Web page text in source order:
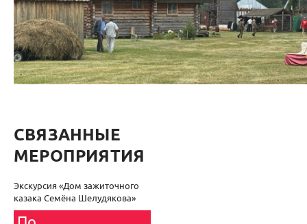
СВЯЗАННЫЕ
МЕРОПРИЯТИЯ
Экскурсия «Дом зажиточного
казака Семёна Шелудякова»